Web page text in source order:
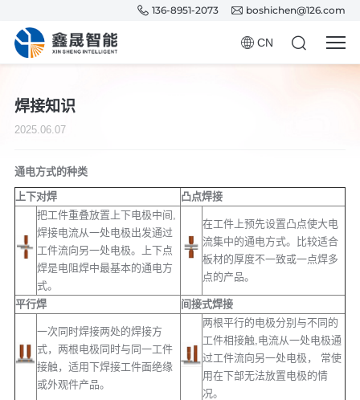
136-8951-2073 boshichen@126.com
CN
焊接知识
2025.06.07
通电方式的种类
上下对焊
凸点焊接
把工件重叠放置上下电极中间,
焊接电流从一处电极出发通过
工件流向另一处电极。上下点
焊是电阻焊中最基本的通电方
式。
在工件上预先设置凸点使大电
流集中的通电方式。比较适合
板材的厚度不一致或一点焊多
点的产品。
平行焊 间接式焊接
一次同时焊接两处的焊接方
式，两根电极同时与同一工件
接触，适用下焊接工件面绝缘
或外观件产品。
两根平行的电极分别与不同的
工件相接触,电流从一处电极通
过工件流向另一处电极， 常使
用在下部无法放置电极的情
况。